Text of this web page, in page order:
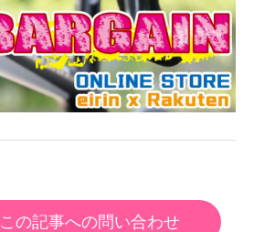
この記事への問い合わせ